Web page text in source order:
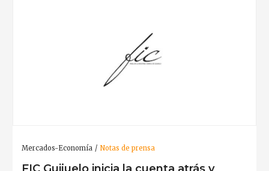
Mercados-Economía Notas de prensa
FIC Guijuelo inicia la cuenta atrás y